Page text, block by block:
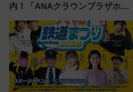
内！「ANAクラウンプラザホテ